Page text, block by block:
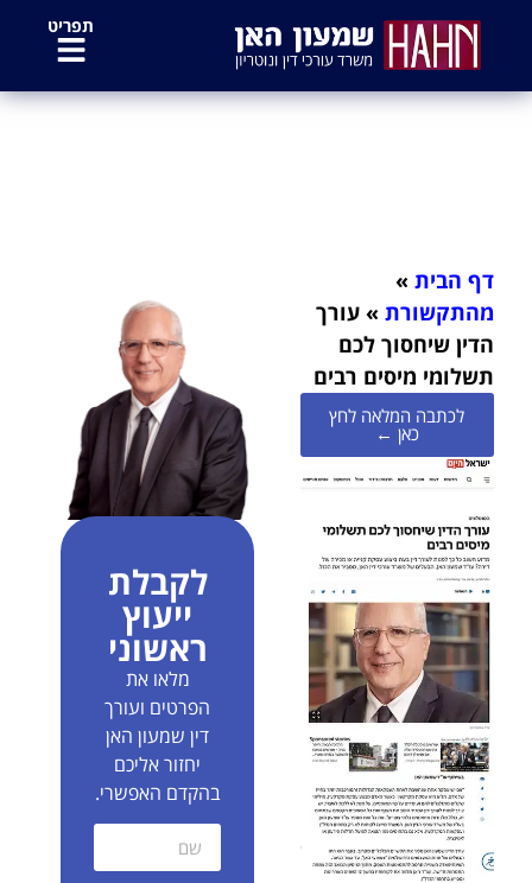
תפריט
דף הבית »
מהתקשורת »עורך
הדין שיחסוך לכם
תשלומי מיסים רבים
לכתבה המלאה לחץ
כאן ←
לקבלת
ייעוץ
ראשוני
מלאו את
הפרטים ועורך
דין שמעון האן
יחזור אליכם
בהקדם האפשרי.